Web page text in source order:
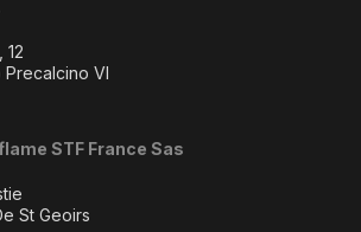
12
VI
STF France Sas
St Geoirs